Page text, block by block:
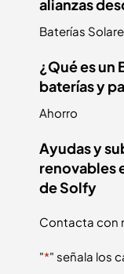
alianzas
Baterías
¿Qué es un
baterías y
Ahorro
Ayudas y
renovables
de Solfy
Contacta con
"*" señala los